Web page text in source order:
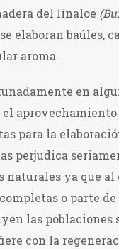
del linaloe
se elaboran baúles,
aroma.
en
el
para la
perjudica
naturales ya que
o parte de
las poblaciones
con la